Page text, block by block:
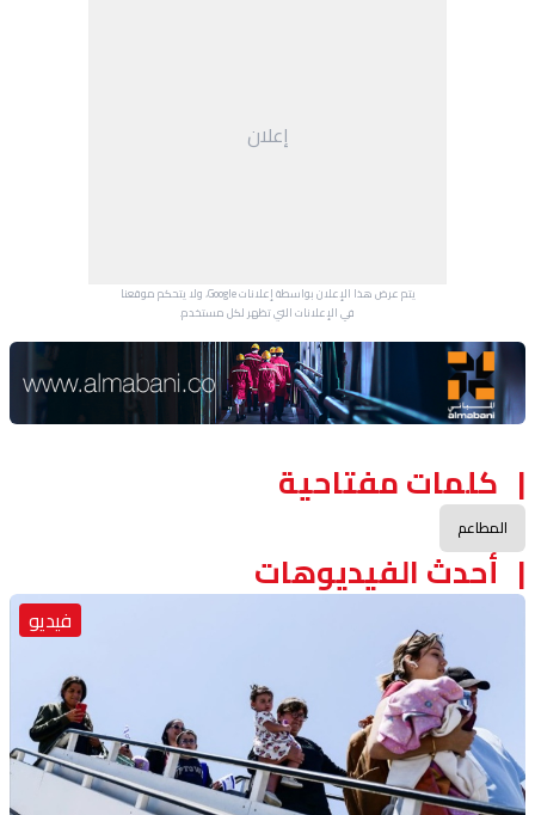
إعلان
يتم عرض هذا الإعلان بواسطة إعلانات Google، ولا يتحكم موقعنا
في الإعلانات التي تظهر لكل مستخدم.
Advertisement Section
كلمات مفتاحية
المطاعم
أحدث الفيديوهات
فيديو